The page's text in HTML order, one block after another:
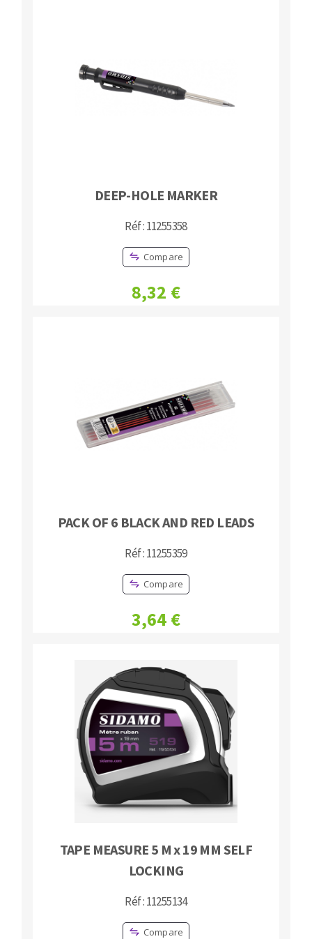
DEEP-HOLE MARKER
Réf : 11255358
Compare
8,32 €
PACK OF 6 BLACK AND RED LEADS
Réf : 11255359
Compare
3,64 €
TAPE MEASURE 5 M x 19 MM SELF
LOCKING
Réf : 11255134
Compare